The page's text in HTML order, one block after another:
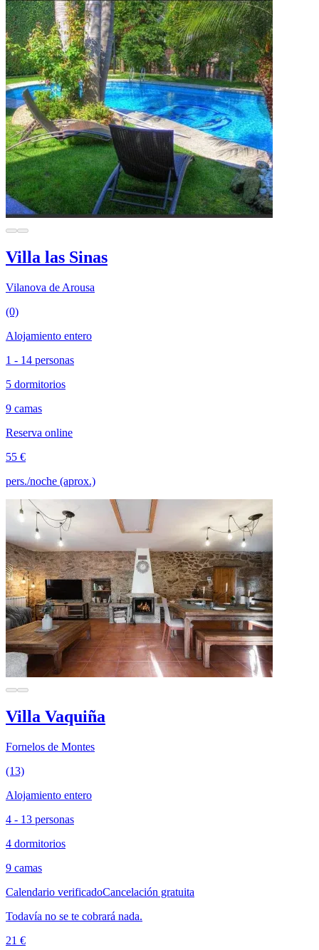
Villa las Sinas
Vilanova de Arousa
(0)
Alojamiento entero
1 - 14 personas
5 dormitorios
9 camas
Reserva online
55 €
pers./noche (aprox.)
Villa Vaquiña
Fornelos de Montes
(13)
Alojamiento entero
4 - 13 personas
4 dormitorios
9 camas
Calendario verificadoCancelación gratuita
Todavía no se te cobrará nada.
21 €